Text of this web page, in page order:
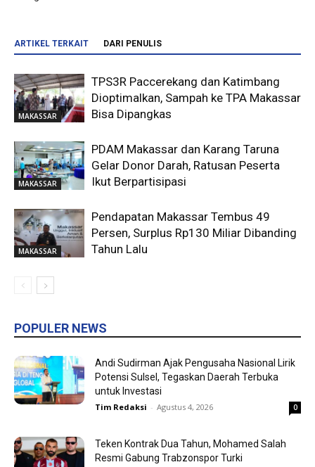
ARTIKEL TERKAIT DARI PENULIS
MAKASSAR
TPS3R Paccerekang dan Katimbang
Dioptimalkan, Sampah ke TPA Makassar
Bisa Dipangkas
MAKASSAR
PDAM Makassar dan Karang Taruna
Gelar Donor Darah, Ratusan Peserta
Ikut Berpartisipasi
MAKASSAR
Pendapatan Makassar Tembus 49
Persen, Surplus Rp130 Miliar Dibanding
Tahun Lalu
POPULER NEWS
Andi Sudirman Ajak Pengusaha Nasional Lirik
Potensi Sulsel, Tegaskan Daerah Terbuka
untuk Investasi
Tim Redaksi - Agustus 4, 2026 0
Teken Kontrak Dua Tahun, Mohamed Salah
Resmi Gabung Trabzonspor Turki